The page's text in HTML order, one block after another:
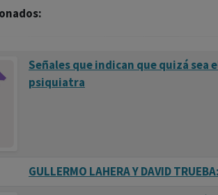
Señales que indican que quizá sea
psiquiatra
GULLERMO LAHERA Y DAVID